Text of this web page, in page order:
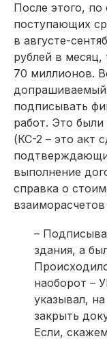
После этого,
поступающих
в августе-
рублей в месяц,
70 миллионов.
подписывать
работ. Это
(КС-2 – это акт
выполнение
справка о
–
здания, а
наоборот –
указывал,
закрыть
Если,